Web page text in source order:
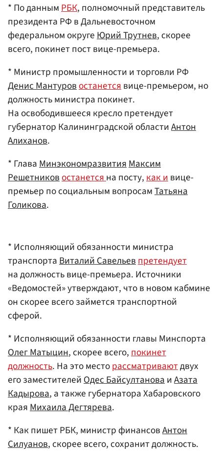
* По даннымРБК, полномочный представитель
президента РФ в Дальневосточном
федеральном округеЮрий Трутнев, скорее
всего, покинет пост вице-премьера.
* Министр промышленности и торговли РФ
Денис Мантуровостанетсявице-премьером, но
должность министра покинет.
На освободившееся кресло претендует
губернатор Калининградской областиАнтон
Алиханов.
* ГлаваМинэкономразвитияМаксим
Решетниковостанетсяна посту,как ивице-
премьер по социальным вопросамТатьяна
Голикова.
* Исполняющий обязанности министра
транспортаВиталий Савельевпретендует
на должность вице-премьера. Источники
«Ведомостей» утверждают, что в новом кабмине
он скорее всего займется транспортной
сферой.
* Исполняющий обязанности главы Минспорта
Олег Матыцин, скорее всего,покинет
должность. На это месторассматриваютдвух
его заместителейОдес БайсултановаиАзата
Кадырова, а также губернатора Хабаровского
краяМихаила Дегтярева.
* Как пишет РБК, министр финансовАнтон
Силуанов, скорее всего, сохранит должность.